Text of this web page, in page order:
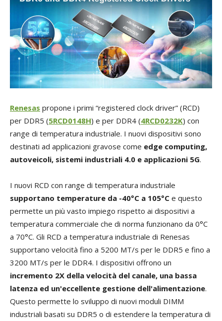
Renesas propone i primi “registered clock driver” (RCD)
per DDR5 (5RCD0148H) e per DDR4 (4RCD0232K) con
range di temperatura industriale. I nuovi dispositivi sono
destinati ad applicazioni gravose come edge computing,
autoveicoli, sistemi industriali 4.0 e applicazioni 5G.
I nuovi RCD con range di temperatura industriale
supportano temperature da -40°C a 105°C e questo
permette un più vasto impiego rispetto ai dispositivi a
temperatura commerciale che di norma funzionano da 0°C
a 70°C. Gli RCD a temperatura industriale di Renesas
supportano velocità fino a 5200 MT/s per le DDR5 e fino a
3200 MT/s per le DDR4. I dispositivi offrono un
incremento 2X della velocità del canale, una bassa
latenza ed un'eccellente gestione dell'alimentazione.
Questo permette lo sviluppo di nuovi moduli DIMM
industriali basati su DDR5 o di estendere la temperatura di